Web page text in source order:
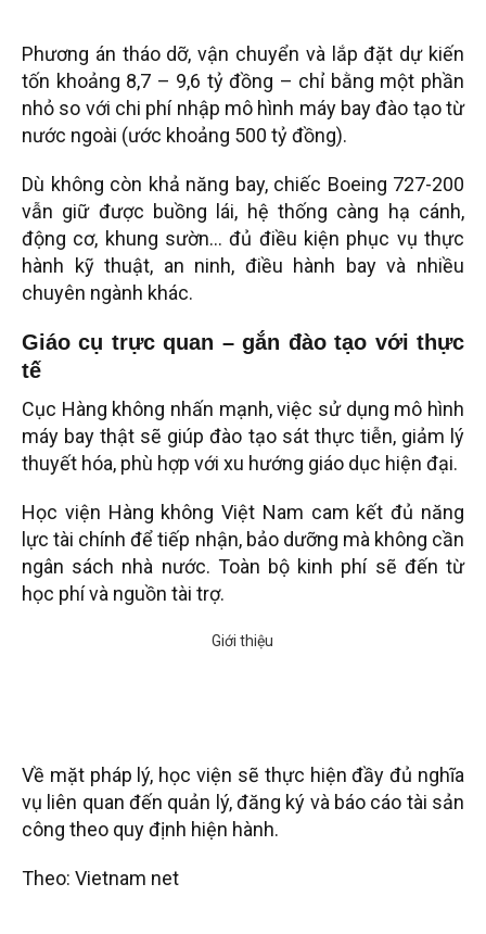
Phương án tháo dỡ, vận chuyển và lắp đặt dự kiến
tốn khoảng 8,7 – 9,6 tỷ đồng – chỉ bằng một phần
nhỏ so với chi phí nhập mô hình máy bay đào tạo từ
nước ngoài (ước khoảng 500 tỷ đồng).
Dù không còn khả năng bay, chiếc Boeing 727-200
vẫn giữ được buồng lái, hệ thống càng hạ cánh,
động cơ, khung sườn… đủ điều kiện phục vụ thực
hành kỹ thuật, an ninh, điều hành bay và nhiều
chuyên ngành khác.
Giáo cụ trực quan – gắn đào tạo với thực
tế
Cục Hàng không nhấn mạnh, việc sử dụng mô hình
máy bay thật sẽ giúp đào tạo sát thực tiễn, giảm lý
thuyết hóa, phù hợp với xu hướng giáo dục hiện đại.
Học viện Hàng không Việt Nam cam kết đủ năng
lực tài chính để tiếp nhận, bảo dưỡng mà không cần
ngân sách nhà nước. Toàn bộ kinh phí sẽ đến từ
học phí và nguồn tài trợ.
Về mặt pháp lý, học viện sẽ thực hiện đầy đủ nghĩa
vụ liên quan đến quản lý, đăng ký và báo cáo tài sản
công theo quy định hiện hành.
Theo: Vietnam net